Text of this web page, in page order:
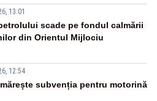
13:01
scade pe fondul calmării
din Orientul Mijlociu
12:54
subvenția pentru motorină